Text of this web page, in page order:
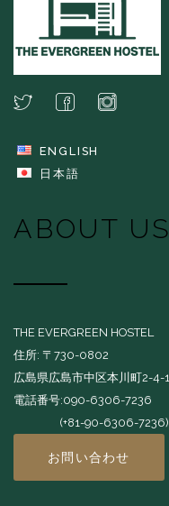
ENGLISH
日本語
ABOUT US
THE EVERGREEN HOSTEL
住所: 〒730-0802
広島県広島市中区本川町2-4-
電話番号:090-6306-7236
(+81-90-6306-7236)
お問い合わせ